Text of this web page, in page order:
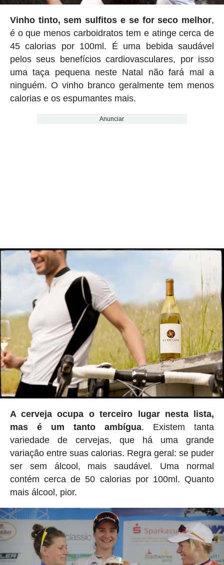
Vinho tinto, sem sulfitos e se for seco melhor,
é o que menos carboidratos tem e atinge cerca de
45 calorias por 100ml. É uma bebida saudável
pelos seus benefícios cardiovasculares, por isso
uma taça pequena neste Natal não fará mal a
ninguém. O vinho branco geralmente tem menos
calorias e os espumantes mais.
Anunciar
A cerveja ocupa o terceiro lugar nesta lista,
mas é um tanto ambígua. Existem tanta
variedade de cervejas, que há uma grande
variação entre suas calorias. Regra geral: se puder
ser sem álcool, mais saudável. Uma normal
contém cerca de 50 calorias por 100ml. Quanto
mais álcool, pior.